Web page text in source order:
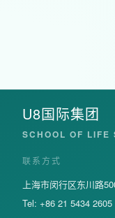
U8国际集团
SCHOOL OF LIFE
联系方式
上海市闵行区东川路
Tel: +86 21 5434 2605